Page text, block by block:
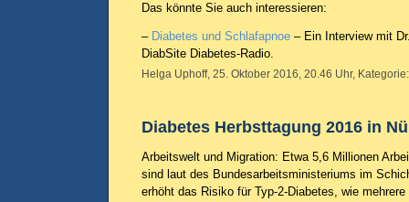
Das könnte Sie auch interessieren:
– Diabetes und Schlafapnoe – Ein Interview mit
DiabSite Diabetes-Radio.
Helga Uphoff, 25. Oktober 2016, 20.46 Uhr,
Diabetes Herbsttagung 2016 in
Arbeitswelt und Migration: Etwa 5,6 Millionen
sind laut des Bundesarbeitsministeriums im
erhöht das Risiko für Typ-2-Diabetes, wie